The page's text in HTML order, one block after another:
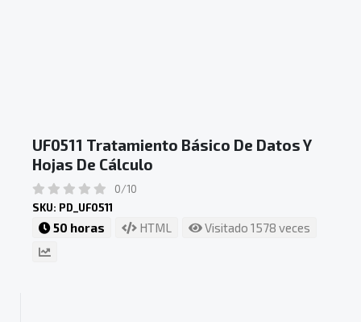
UF0511 Tratamiento Básico De Datos Y
Hojas De Cálculo
0/10
SKU: PD_UF0511
50 horas HTML Visitado 1578 veces